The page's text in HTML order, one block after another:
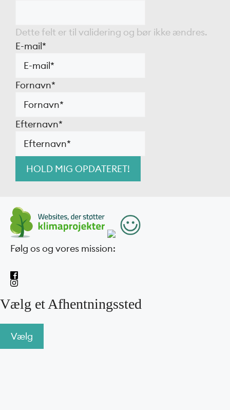
Dette felt er til validering og bør ikke ændres.
E-mail*
Fornavn*
Efternavn*
Følg os og vores mission:
Vælg et Afhentningssted
Vælg